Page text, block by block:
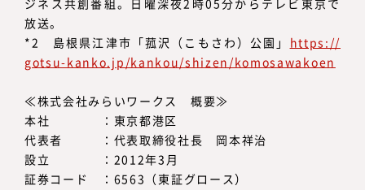
ジネス共創番組。日曜深夜2時05分からテレビ東京で
放送。
*2 島根県江津市「菰沢（こもさわ）公園」 https://
gotsu-kanko.jp/kankou/shizen/komosawakoen
≪株式会社みらいワークス 概要≫
本社 ：東京都港区
代表者 ：代表取締役社長 岡本祥治
設立 ：2012年3月
証券コード ：6563（東証グロース）